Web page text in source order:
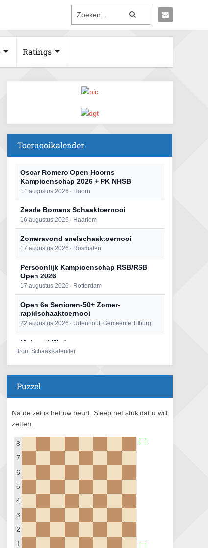
Ratings
Toernooikalender
Oscar Romero Open Hoorns
Kampioenschap 2026 + PK NHSB
14 augustus 2026 · Hoorn
Zesde Bomans Schaaktoernooi
16 augustus 2026 · Haarlem
Zomeravond snelschaaktoernooi
17 augustus 2026 · Rosmalen
Persoonlijk Kampioenschap RSB/RSB
Open 2026
17 augustus 2026 · Rotterdam
Open 6e Senioren-50+ Zomer-
rapidschaaktoernooi
22 augustus 2026 · Udenhout, Gemeente Tilburg
Mat op ‘t Wad
22 augustus 2026 · Den Burg, Texel
2e Utrechts kroegloperstoernooi
23 augustus 2026 · Utrecht
Open Eemlandtoernooi 2026
25 augustus 2026 · Bunschoten-Spakenburg
28 augustus 2026 · Assen
28 augustus 2026 · Haarlem
28 augustus 2026 · Goirle
Bron: SchaakKalender
Puzzel
Na de zet is het uw beurt. Sleep het stuk dat u wilt
zetten.
8
7
6
5
4
3
2
1